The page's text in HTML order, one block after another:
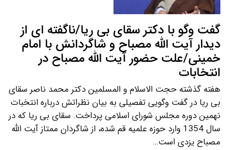
گفت وگو با دکتر سقای بی ریا/ناگفته ای از
دیدار آیت الله مصباح و شاگردانش با امام
خمینی/علت حضور آیت الله مصباح در
انتخابات
هفته گذشته حجت الاسلام و المسلمین دکتر محمد ناصر سقای
بی ریا در گفت وگویی تفصیلی به بیان نظراتش درباره انتخبات
نهمین دوره مجلس شورای اسلامی پرداخت. سقای بی ریا که در
سال 1354 وارد حوزه علمیه قم شده، از شاگردان ممتاز آیت الله
مصباح یزدی است…